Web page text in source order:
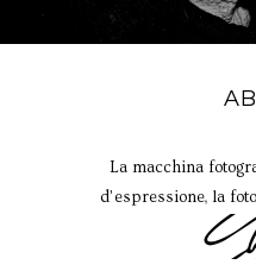
La macchina
d’espressione, la